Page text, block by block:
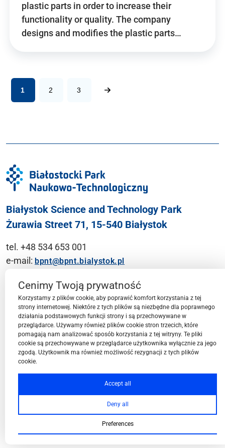
plastic parts in order to increase their
functionality or quality. The company
designs and modifies the plastic parts…
1 2 3
Białystok Science and Technology Park
Żurawia Street 71, 15-540 Białystok
tel. +48 534 653 001
e-mail: bpnt@bpnt.bialystok.pl
Contact
BPN-T Area
BPN-T Offer
Cenimy Twoją prywatność
Korzystamy z plików cookie, aby poprawić komfort korzystania z tej
strony internetowej. Niektóre z tych plików są niezbędne dla poprawnego
działania podstawowych funkcji strony i są przechowywane w
przeglądarce. Używamy również plików cookie stron trzecich, które
pomagają nam analizować sposób korzystania z tej witryny. Te pliki
cookie są przechowywane w przeglądarce użytkownika wyłącznie za jego
zgodą. Użytkownik ma również możliwość rezygnacji z tych plików
cookie.
Accept all
Deny all
Preferences